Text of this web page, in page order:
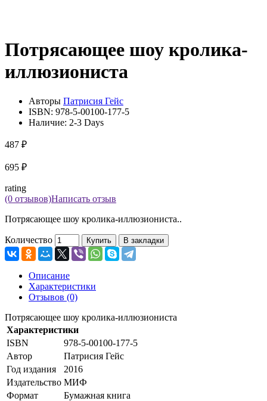
Потрясающее шоу кролика-
иллюзиониста
Авторы Патрисия Гейс
ISBN: 978-5-00100-177-5
Наличие: 2-3 Days
487 ₽
695 ₽
rating
(0 отзывов)Написать отзыв
Потрясающее шоу кролика-иллюзиониста..
Количество Купить В закладки
Описание
Характеристики
Отзывов (0)
Потрясающее шоу кролика-иллюзиониста
Характеристики
ISBN
978-5-00100-177-5
Автор
Патрисия Гейс
Год издания
2016
Издательство МИФ
Формат
Бумажная книга